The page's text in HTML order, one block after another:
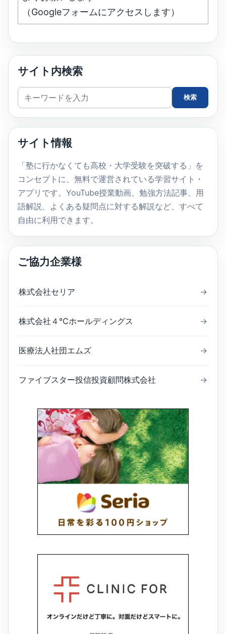
（Googleフォームにアクセスします）
サイト内検索
サ
イ
ト
検
索
検索
サイト情報
「塾に行かなくても高校・大学受験を突破する」を
コンセプトに、無料で運営されている学習サイト・
アプリです。YouTube授業動画、勉強方法記事、用
語解説、よくある疑問点に対する解説など、すべて
自由に利用できます。
ご協力企業様
株式会社セリア →
株式会社４℃ホールディングス →
医療法人社団エムズ →
ファイブスター投信投資顧問株式会社 →